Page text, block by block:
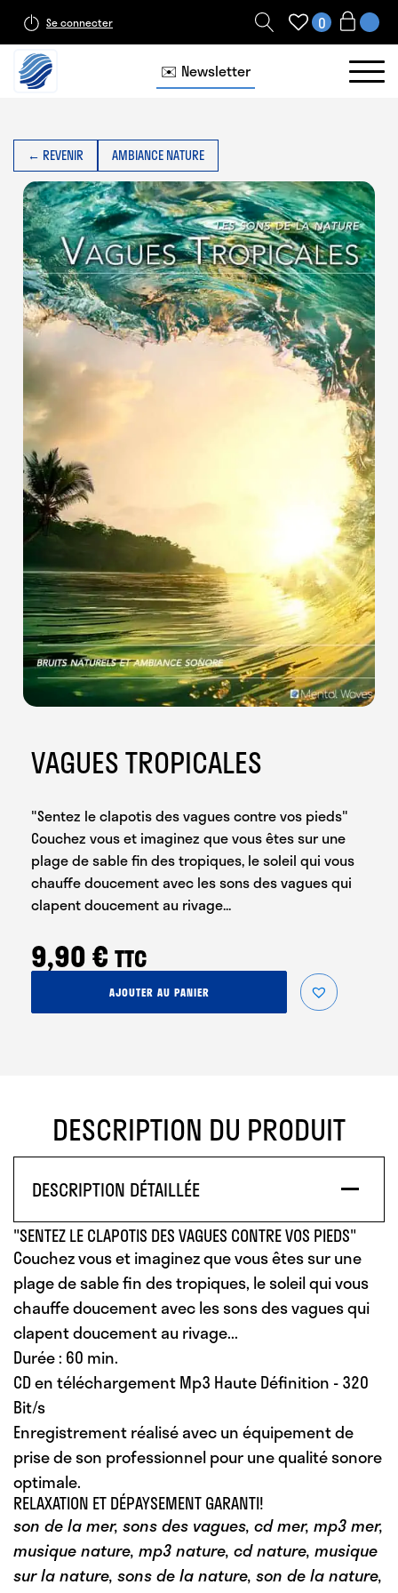
Se connecter 0
✉️ Newsletter
← REVENIR AMBIANCE NATURE
VAGUES TROPICALES
"Sentez le clapotis des vagues contre vos pieds"
Couchez vous et imaginez que vous êtes sur une
plage de sable fin des tropiques, le soleil qui vous
chauffe doucement avec les sons des vagues qui
clapent doucement au rivage...
9,90€ TTC
AJOUTER AU PANIER
DESCRIPTION DU PRODUIT
DESCRIPTION DÉTAILLÉE
"SENTEZ LE CLAPOTIS DES VAGUES CONTRE VOS PIEDS"
Couchez vous et imaginez que vous êtes sur une
plage de sable fin des tropiques, le soleil qui vous
chauffe doucement avec les sons des vagues qui
clapent doucement au rivage...
Durée : 60 min.
CD en téléchargement Mp3 Haute Définition - 320
Bit/s
Enregistrement réalisé avec un équipement de
prise de son professionnel pour une qualité sonore
optimale.
RELAXATION ET DÉPAYSEMENT GARANTI!
son de la mer, sons des vagues, cd mer, mp3 mer,
musique nature, mp3 nature, cd nature, musique
sur la nature, sons de la nature, son de la nature,